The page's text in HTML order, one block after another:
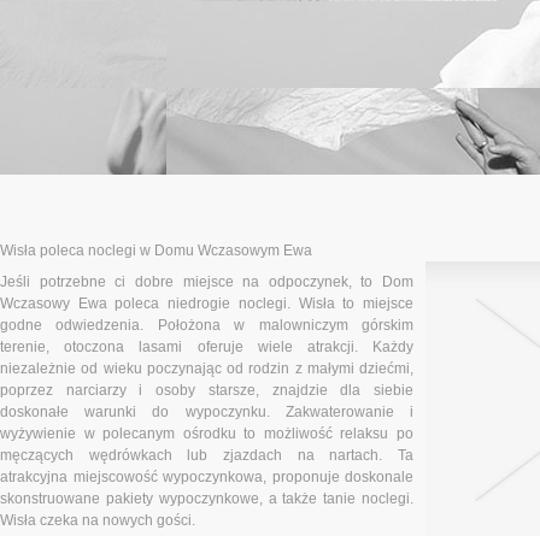
Wisła poleca noclegi w Domu Wczasowym Ewa
Jeśli potrzebne ci dobre miejsce na odpoczynek, to Dom
Wczasowy Ewa poleca niedrogie noclegi. Wisła to miejsce
godne odwiedzenia. Położona w malowniczym górskim
terenie, otoczona lasami oferuje wiele atrakcji. Każdy
niezależnie od wieku poczynając od rodzin z małymi dziećmi,
poprzez narciarzy i osoby starsze, znajdzie dla siebie
doskonałe warunki do wypoczynku. Zakwaterowanie i
wyżywienie w polecanym ośrodku to możliwość relaksu po
męczących wędrówkach lub zjazdach na nartach. Ta
atrakcyjna miejscowość wypoczynkowa, proponuje doskonale
skonstruowane pakiety wypoczynkowe, a także tanie noclegi.
Wisła czeka na nowych gości.